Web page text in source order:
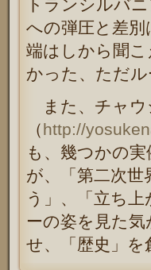
トランシルバ
への弾圧と差
端はしから聞
かった、ただ
また、チャウ
（http://
も、幾つかの
が、「第二次
う」、「立ち
ーの姿を見た
せ、「歴史」